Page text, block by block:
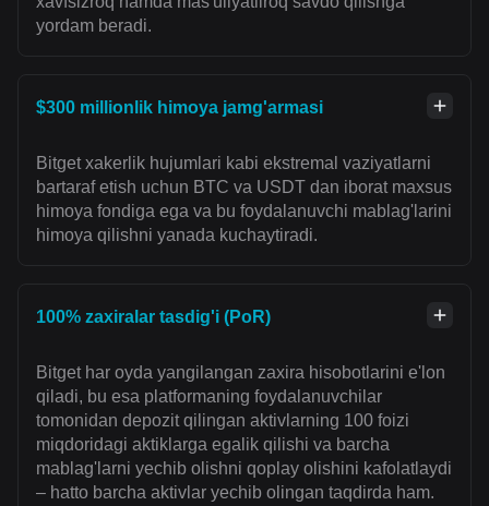
yordam beradi.
$300 millionlik himoya jamg'armasi
Bitget xakerlik hujumlari kabi ekstremal vaziyatlarni
bartaraf etish uchun BTC va USDT dan iborat maxsus
himoya fondiga ega va bu foydalanuvchi mablag'larini
himoya qilishni yanada kuchaytiradi.
100% zaxiralar tasdig'i (PoR)
Bitget har oyda yangilangan zaxira hisobotlarini e'lon
qiladi, bu esa platformaning foydalanuvchilar
tomonidan depozit qilingan aktivlarning 100 foizi
miqdoridagi aktiklarga egalik qilishi va barcha
mablag'larni yechib olishni qoplay olishini kafolatlaydi
– hatto barcha aktivlar yechib olingan taqdirda ham.